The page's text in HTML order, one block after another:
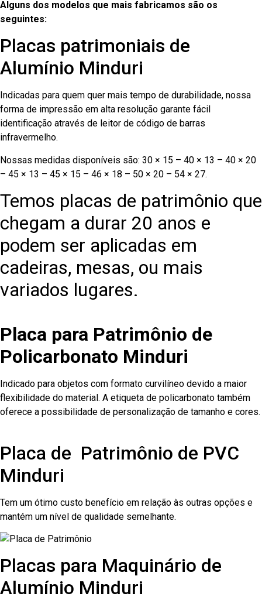
Alguns dos modelos que mais fabricamos são os
seguintes:
Placas patrimoniais de
Alumínio Minduri
Indicadas para quem quer mais tempo de durabilidade, nossa
forma de impressão em alta resolução garante fácil
identificação através de leitor de código de barras
infravermelho.
Nossas medidas disponíveis são: 30 × 15 – 40 × 13 – 40 × 20
– 45 × 13 – 45 × 15 – 46 × 18 – 50 × 20 – 54 × 27.
Temos placas de patrimônio que
chegam a durar 20 anos e
podem ser aplicadas em
cadeiras, mesas, ou mais
variados lugares.
Placa para Patrimônio de
Policarbonato Minduri
Indicado para objetos com formato curvilíneo devido a maior
flexibilidade do material. A etiqueta de policarbonato também
oferece a possibilidade de personalização de tamanho e cores.
Placa de Patrimônio de PVC
Minduri
Tem um ótimo custo benefício em relação às outras opções e
mantém um nível de qualidade semelhante.
Placas para Maquinário de
Alumínio Minduri